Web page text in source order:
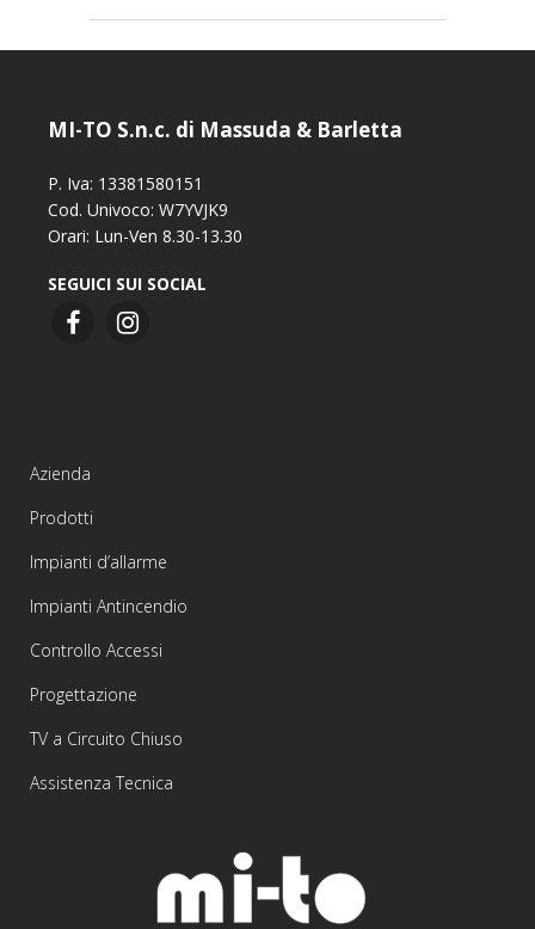
MI-TO S.n.c. di Massuda & Barletta
P. Iva: 13381580151
Cod. Univoco: W7YVJK9
Orari: Lun-Ven 8.30-13.30
SEGUICI SUI SOCIAL
Azienda
Prodotti
Impianti d’allarme
Impianti Antincendio
Controllo Accessi
Progettazione
TV a Circuito Chiuso
Assistenza Tecnica